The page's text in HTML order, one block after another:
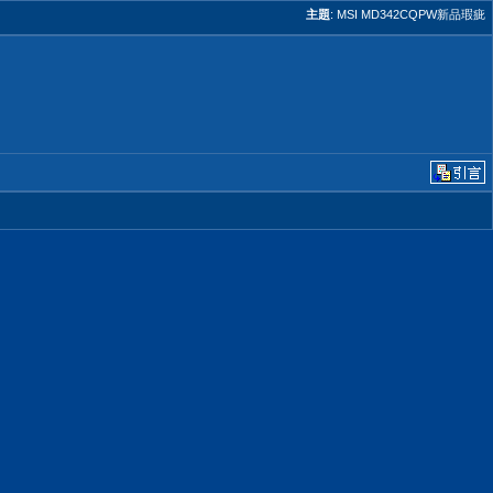
主題: MSI MD342CQPW新品瑕疵